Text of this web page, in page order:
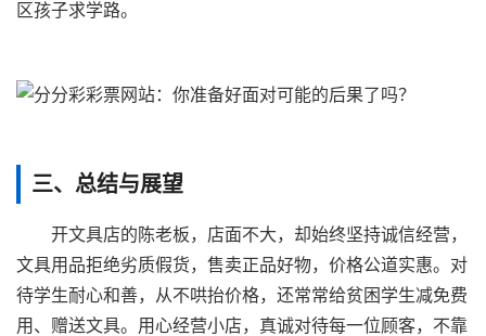
区孩子求学路。
三、总结与展望
开文具店的陈老板，店面不大，却始终坚持诚信经营，
文具用品拒绝劣质假货，售卖正品好物，价格公道实惠。对
待学生耐心和善，从不哄抬价格，还常常给贫困学生减免费
用、赠送文具。用心经营小店，真诚对待每一位顾客，不靠